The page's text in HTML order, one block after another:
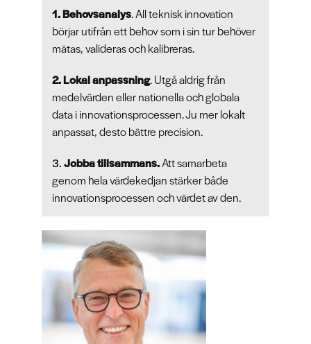
1. Behovsanalys. All teknisk innovation
börjar utifrån ett behov som i sin tur behöver
mätas, valideras och kalibreras.
2. Lokal anpassning. Utgå aldrig från
medelvärden eller nationella och globala
data i innovationsprocessen. Ju mer lokalt
anpassat, desto bättre precision.
3.Jobba tillsammans.Att samarbeta
genom hela värdekedjan stärker både
innovationsprocessen och värdet av den.